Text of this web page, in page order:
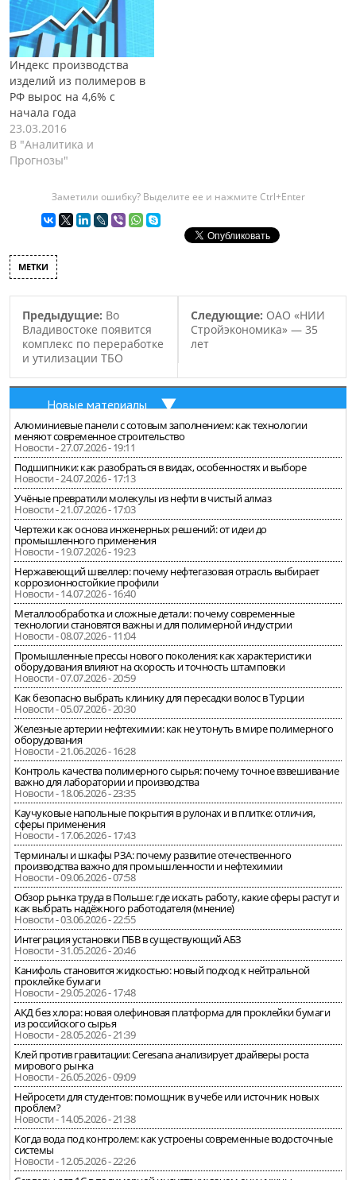
Индекс производства
изделий из полимеров в
РФ вырос на 4,6% с
начала года
23.03.2016
В "Аналитика и
Прогнозы"
Заметили ошибку? Выделите ее и нажмите Ctrl+Enter
МЕТКИ
Предыдущие: Во
Владивостоке появится
комплекс по переработке
и утилизации ТБО
Следующие: ОАО «НИИ
Стройэкономика» — 35
лет
Новые материалы
Алюминиевые панели с сотовым заполнением: как технологии
меняют современное строительство
Новости - 27.07.2026 - 19:11
Подшипники: как разобраться в видах, особенностях и выборе
Новости - 24.07.2026 - 17:13
Учёные превратили молекулы из нефти в чистый алмаз
Новости - 21.07.2026 - 17:03
Чертежи как основа инженерных решений: от идеи до
промышленного применения
Новости - 19.07.2026 - 19:23
Нержавеющий швеллер: почему нефтегазовая отрасль выбирает
коррозионностойкие профили
Новости - 14.07.2026 - 16:40
Металлообработка и сложные детали: почему современные
технологии становятся важны и для полимерной индустрии
Новости - 08.07.2026 - 11:04
Промышленные прессы нового поколения: как характеристики
оборудования влияют на скорость и точность штамповки
Новости - 07.07.2026 - 20:59
Как безопасно выбрать клинику для пересадки волос в Турции
Новости - 05.07.2026 - 20:30
Железные артерии нефтехимии: как не утонуть в мире полимерного
оборудования
Новости - 21.06.2026 - 16:28
Контроль качества полимерного сырья: почему точное взвешивание
важно для лаборатории и производства
Новости - 18.06.2026 - 23:35
Каучуковые напольные покрытия в рулонах и в плитке: отличия,
сферы применения
Новости - 17.06.2026 - 17:43
Терминалы и шкафы РЗА: почему развитие отечественного
производства важно для промышленности и нефтехимии
Новости - 09.06.2026 - 07:58
Обзор рынка труда в Польше: где искать работу, какие сферы растут и
как выбрать надёжного работодателя (мнение)
Новости - 03.06.2026 - 22:55
Интеграция установки ПБВ в существующий АБЗ
Новости - 31.05.2026 - 20:46
Канифоль становится жидкостью: новый подход к нейтральной
проклейке бумаги
Новости - 29.05.2026 - 17:48
АКД без хлора: новая олефиновая платформа для проклейки бумаги
из российского сырья
Новости - 28.05.2026 - 21:39
Клей против гравитации: Ceresana анализирует драйверы роста
мирового рынка
Новости - 26.05.2026 - 09:09
Нейросети для студентов: помощник в учебе или источник новых
проблем?
Новости - 14.05.2026 - 21:38
Когда вода под контролем: как устроены современные водосточные
системы
Новости - 12.05.2026 - 22:26